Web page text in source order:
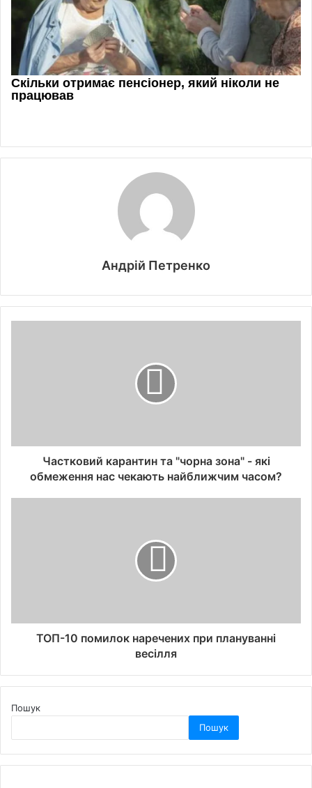
Андрій Петренко
Частковий карантин та "чорна зона" - які
обмеження нас чекають найближчим часом?
ТОП-10 помилок наречених при плануванні
весілля
Пошук
Пошук